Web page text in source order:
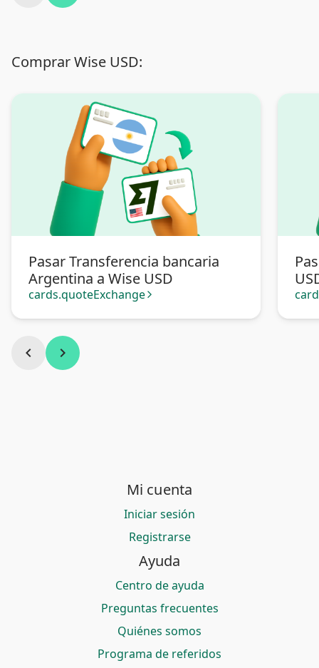
Comprar Wise USD:
Pasar Transferencia bancaria
Argentina a Wise USD
cards.quoteExchange arrow_forward_ios
chevron_left chevron_right
Mi cuenta
Iniciar sesión
Registrarse
Ayuda
Centro de ayuda
Preguntas frecuentes
Quiénes somos
Programa de referidos